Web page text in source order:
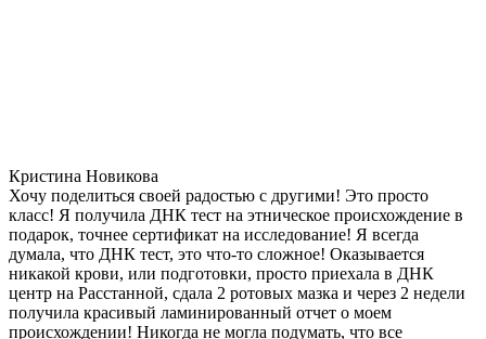
Кристина Новикова
Хочу поделиться своей радостью с другими! Это просто
класс! Я получила ДНК тест на этническое происхождение в
подарок, точнее сертификат на исследование! Я всегда
думала, что ДНК тест, это что-то сложное! Оказывается
никакой крови, или подготовки, просто приехала в ДНК
центр на Расстанной, сдала 2 ротовых мазка и через 2 недели
получила красивый ламинированный отчет о моем
происхождении! Никогда не могла подумать, что все